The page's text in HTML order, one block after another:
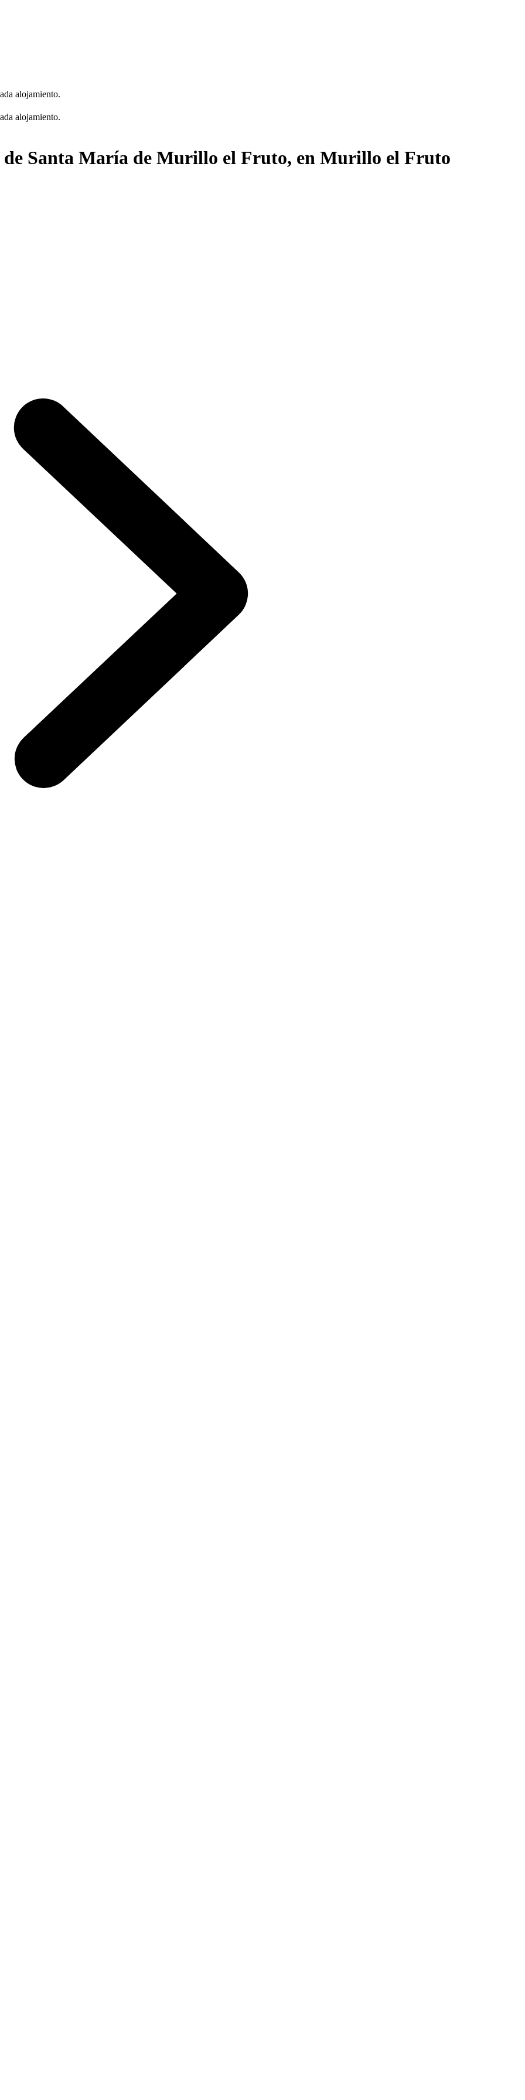
alojamiento.
alojamiento.
de Santa María de Murillo el Fruto, en Murillo el Fruto